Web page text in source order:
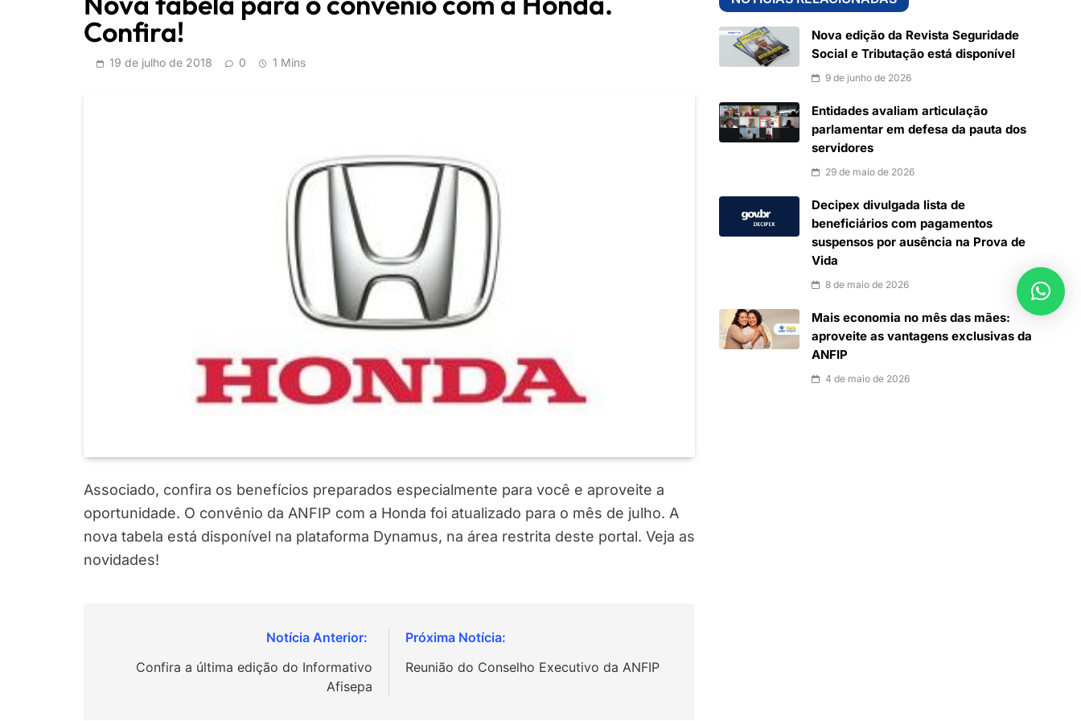
Confira!
19 de julho de 2018 0 1 Mins
Associado, confira os benefícios preparados especialmente para você e aproveite a
oportunidade. O convênio da ANFIP com a Honda foi atualizado para o mês de julho. A
nova tabela está disponível na plataforma Dynamus, na área restrita deste portal. Veja as
novidades!
Confira a última edição do Informativo
Afisepa
Reunião do Conselho Executivo da ANFIP
Nova edição da Revista Seguridade
Social e Tributação está disponível
9 de junho de 2026
Entidades avaliam articulação
parlamentar em defesa da pauta dos
servidores
29 de maio de 2026
Decipex divulgada lista de
beneficiários com pagamentos
suspensos por ausência na Prova de
Vida
8 de maio de 2026
Mais economia no mês das mães:
aproveite as vantagens exclusivas da
ANFIP
4 de maio de 2026